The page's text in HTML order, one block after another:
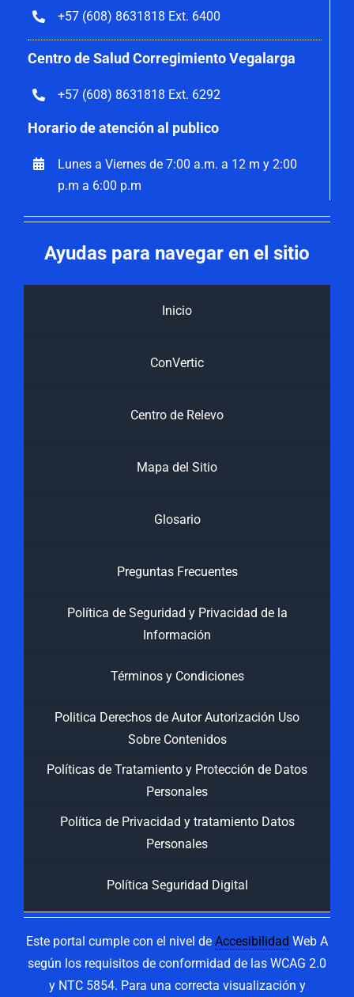
+57 (608) 8631818 Ext. 6400
Centro de Salud Corregimiento Vegalarga
+57 (608) 8631818 Ext. 6292
Horario de atención al publico
Lunes a Viernes de 7:00 a.m. a 12 m y 2:00
p.m a 6:00 p.m
Ayudas para navegar en el sitio
Inicio
ConVertic
Centro de Relevo
Mapa del Sitio
Glosario
Preguntas Frecuentes
Política de Seguridad y Privacidad de la
Información
Términos y Condiciones
Politica Derechos de Autor Autorización Uso
Sobre Contenidos
Políticas de Tratamiento y Protección de Datos
Personales
Política de Privacidad y tratamiento Datos
Personales
Política Seguridad Digital
Este portal cumple con el nivel de Accesibilidad Web A
según los requisitos de conformidad de las WCAG 2.0
y NTC 5854. Para una correcta visualización y